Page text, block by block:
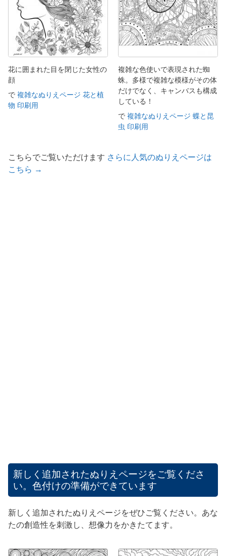
花に囲まれた目を閉じた女性の
顔
で 複雑なぬりえページ 花と植
物 印刷用
複雑な色使いで表現された蜘
蛛。多様で複雑な模様がその体
だけでなく、キャンバスも構成
している！
で 複雑なぬりえページ 蝶と昆
虫 印刷用
こちらでご覧いただけます さらに人気のぬりえページは
こちら →
新しく追加されたぬりえページをご覧くださ
い。色付けの準備ができています
新しく追加されたぬりえページをぜひご覧ください。あな
たの創造性を刺激し、想像力をかきたてます。